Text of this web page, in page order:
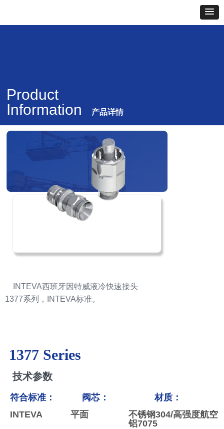
Product
Information
产品详情
INTEVA西班牙因特威液冷快速接头
1377系列，INTEVA标准。
1377 Series
技术参数
符合标准：
INTEVA
阀芯：
平面
材质：
不锈钢304/高强度航空
铝7075